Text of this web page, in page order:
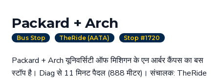
Packard + Arch
Bus Stop TheRide (AATA) Stop #1720
Packard + Arch यूनिवर्सिटी ऑफ मिशिगन के एन आर्बर कैंपस का बस
स्टॉप है। Diag से 11 मिनट पैदल (888 मीटर)। संचालक: TheRide